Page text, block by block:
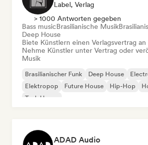
Label, Verlag
> 1000 Antworten gegeben
Bass musicBrasilianische Musik
Deep House
Biete Künstlern einen Verlagsvertrag an
Nehme Künstler unter Vertrag oder
Musik
Brasilianischer Funk Deep House
Elektropop
Future House Hip-Hop
Tech House
ADAD Audio